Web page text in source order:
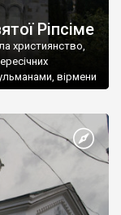
Ріпсіме
християнство,
вірмени